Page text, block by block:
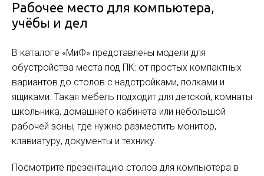
Рабочее место для компьютера,
учёбы и дел
В каталоге «МиФ» представлены модели для
обустройства места под ПК: от простых компактных
вариантов до столов с надстройками, полками и
ящиками. Такая мебель подходит для детской, комнаты
школьника, домашнего кабинета или небольшой
рабочей зоны, где нужно разместить монитор,
клавиатуру, документы и технику.
Посмотрите презентацию столов для компьютера в